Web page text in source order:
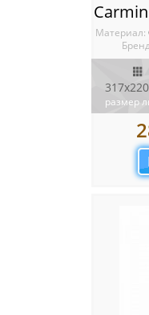
Материал:
размер